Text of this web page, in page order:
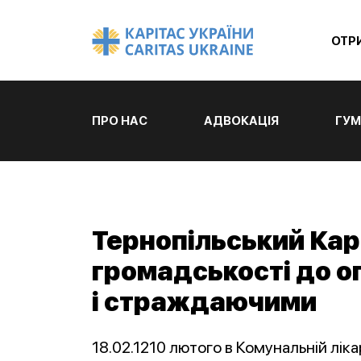
ПРО НАС АДВОКАЦІЯ
Тернопільський
громадськості до
і страждаючими
18.02.1210 лютого в Комунальній